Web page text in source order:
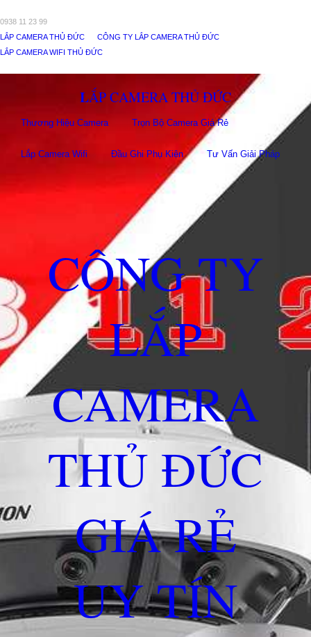
0938 11 23 99
LẮP CAMERA THỦ ĐỨC
CÔNG TY LẮP CAMERA THỦ ĐỨC
LẮP CAMERA WIFI THỦ ĐỨC
LẮP CAMERA THỦ ĐỨC
Thương Hiệu Camera Trọn Bộ Camera Giá Rẻ
Lắp Camera Wifi Đầu Ghi Phụ Kiên Tư Vấn Giải Pháp
CÔNG TY
LẮP
CAMERA
THỦ ĐỨC
GIÁ RẺ
UY TÍN